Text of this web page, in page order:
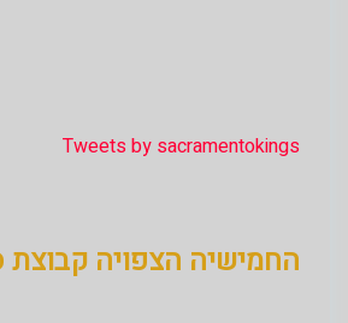
Tweets by sacramentokings
החמישיה הצפויה קבוצת